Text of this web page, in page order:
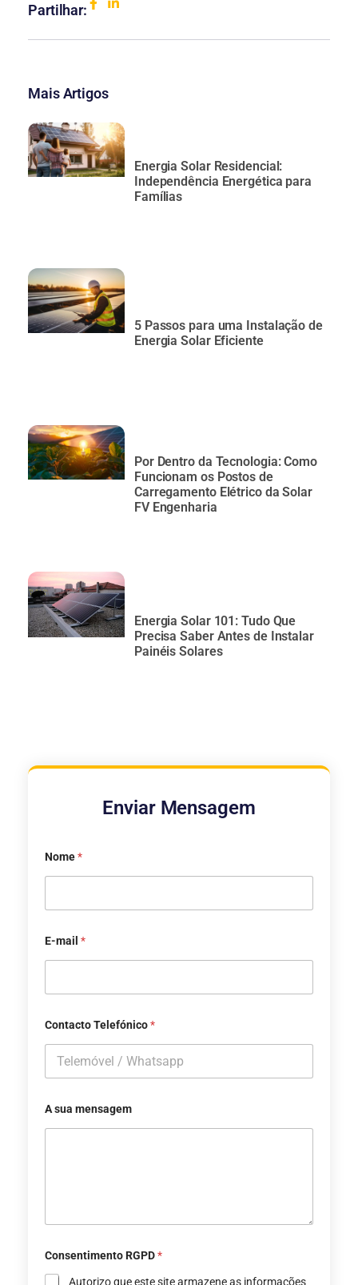
Partilhar:
Mais Artigos
Energia Solar Residencial:
Independência Energética para
Famílias
5 Passos para uma Instalação de
Energia Solar Eficiente
Por Dentro da Tecnologia: Como
Funcionam os Postos de
Carregamento Elétrico da Solar
FV Engenharia
Energia Solar 101: Tudo Que
Precisa Saber Antes de Instalar
Painéis Solares
Enviar Mensagem
Nome*
E-mail *
Contacto Telefónico*
A sua mensagem
Consentimento RGPD*
Autorizo ​​que este site armazene as informações